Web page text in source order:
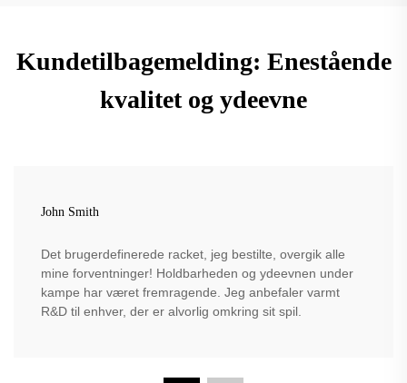
Kundetilbagemelding: Enestående
kvalitet og ydeevne
John Smith
Det brugerdefinerede racket, jeg bestilte, overgik alle
mine forventninger! Holdbarheden og ydeevnen under
kampe har været fremragende. Jeg anbefaler varmt
R&D til enhver, der er alvorlig omkring sit spil.